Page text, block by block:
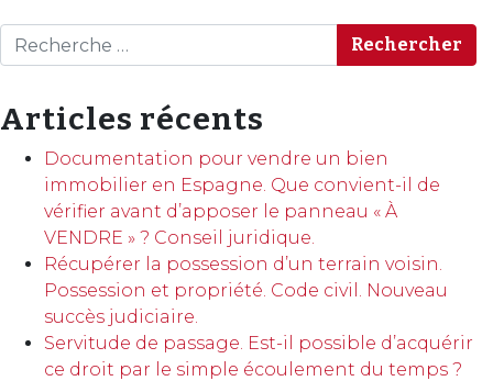
Rechercher
Articles récents
Documentation pour vendre un bien
immobilier en Espagne. Que convient-il de
vérifier avant d’apposer le panneau « À
VENDRE » ? Conseil juridique.
Récupérer la possession d’un terrain voisin.
Possession et propriété. Code civil. Nouveau
succès judiciaire.
Servitude de passage. Est-il possible d’acquérir
ce droit par le simple écoulement du temps ?